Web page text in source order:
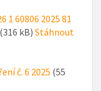
1 60806 2025 81
(316 kB) Stáhnout
č. 6 2025 (55